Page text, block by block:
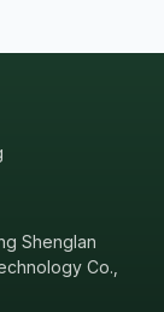
Shenglan
Co.,